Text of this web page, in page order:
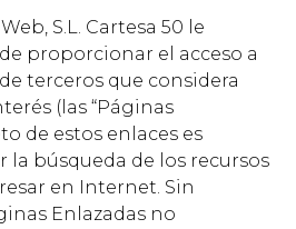
S.L. Cartesa 50 le
proporcionar el acceso a
terceros que considera
(las “Páginas
de estos enlaces es
la búsqueda de los recursos
en Internet. Sin
Enlazadas no